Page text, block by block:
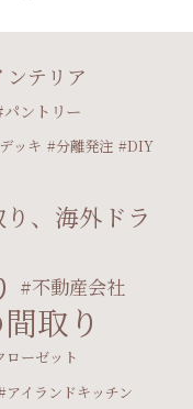
ンテリア
パントリー
ッキ 分離発注 DIY
、海外ドラ
不動産会社
取り
ローゼット
アイランドキッチン